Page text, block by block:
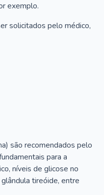
exemplo.
solicitados pelo médico,
são recomendados pelo
para a
níveis de glicose no
tireóide, entre